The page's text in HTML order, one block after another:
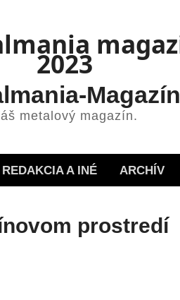
Magazín
metalový magazín.
REDAKCIA A INÉ ARCHÍV
prostredí